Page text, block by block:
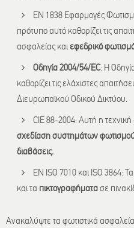
EN 1838 Εφαρμογές
πρότυπο αυτό καθορίζει τις
ασφαλείας καιεφεδρικό
Οδηγία 2004/54/EC: H
καθορίζει τις ελάχιστες
Διευρωπαϊκού Οδικού Δικτύου.
CIE 88-2004: Αυτή η
σχεδίαση συστημάτων φωτισμού
διαβάσεις.
EN ISO 7010 και ISO 3864:
και τα πικτογραφήματασε
Ανακαλύψτε τα φωτιστικά